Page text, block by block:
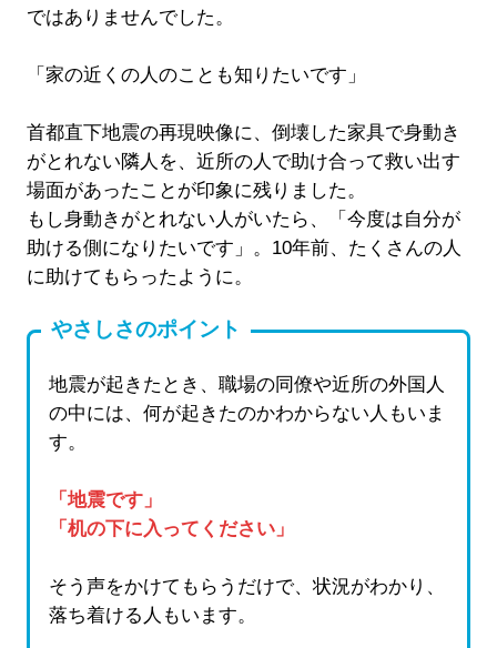
ではありませんでした。
「家の近くの人のことも知りたいです」
首都直下地震の再現映像に、倒壊した家具で身動き
がとれない隣人を、近所の人で助け合って救い出す
場面があったことが印象に残りました。
もし身動きがとれない人がいたら、「今度は自分が
助ける側になりたいです」。10年前、たくさんの人
に助けてもらったように。
やさしさのポイント
地震が起きたとき、職場の同僚や近所の外国人
の中には、何が起きたのかわからない人もいま
す。
「地震です」
「机の下に入ってください」
そう声をかけてもらうだけで、状況がわかり、
落ち着ける人もいます。